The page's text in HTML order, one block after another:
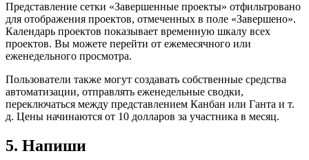
Представление сетки «Завершенные проекты» отфильтровано
для отображения проектов, отмеченных в поле «Завершено».
Календарь проектов показывает временную шкалу всех
проектов. Вы можете перейти от ежемесячного или
еженедельного просмотра.
Пользователи также могут создавать собственные средства
автоматизации, отправлять еженедельные сводки,
переключаться между представлением Канбан или Ганта и т.
д. Цены начинаются от 10 долларов за участника в месяц.
5. Напиши